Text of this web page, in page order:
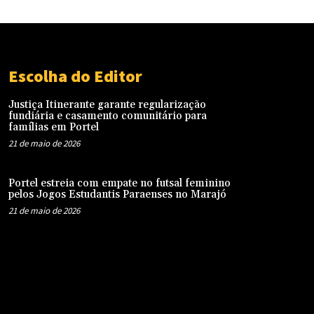
Escolha do Editor
Justiça Itinerante garante regularização
fundiária e casamento comunitário para
famílias em Portel
21 de maio de 2026
Portel estreia com empate no futsal feminino
pelos Jogos Estudantis Paraenses no Marajó
21 de maio de 2026